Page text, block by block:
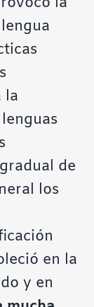
la
de
los
en la
y en